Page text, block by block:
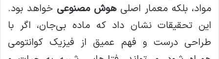
مواد، بلکه معمار اصلیهوش مصنوعی خواهد بود.
این تحقیقات نشان داد که ماده بی‌جان، اگر با
طراحی درست و فهم عمیق از فیزیک کوانتومی